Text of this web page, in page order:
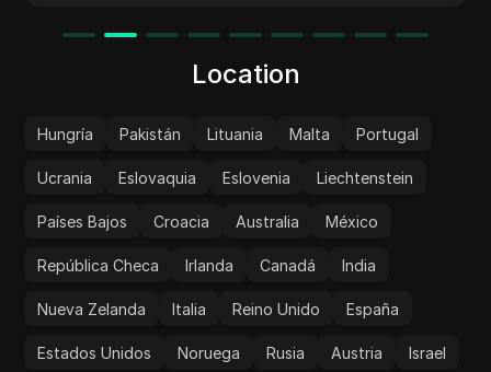
Location
Hungría Pakistán Lituania Malta Portugal
Ucrania Eslovaquia Eslovenia Liechtenstein
Países Bajos Croacia Australia México
República Checa Irlanda Canadá India
Nueva Zelanda Italia Reino Unido España
Estados Unidos Noruega Rusia Austria Israel